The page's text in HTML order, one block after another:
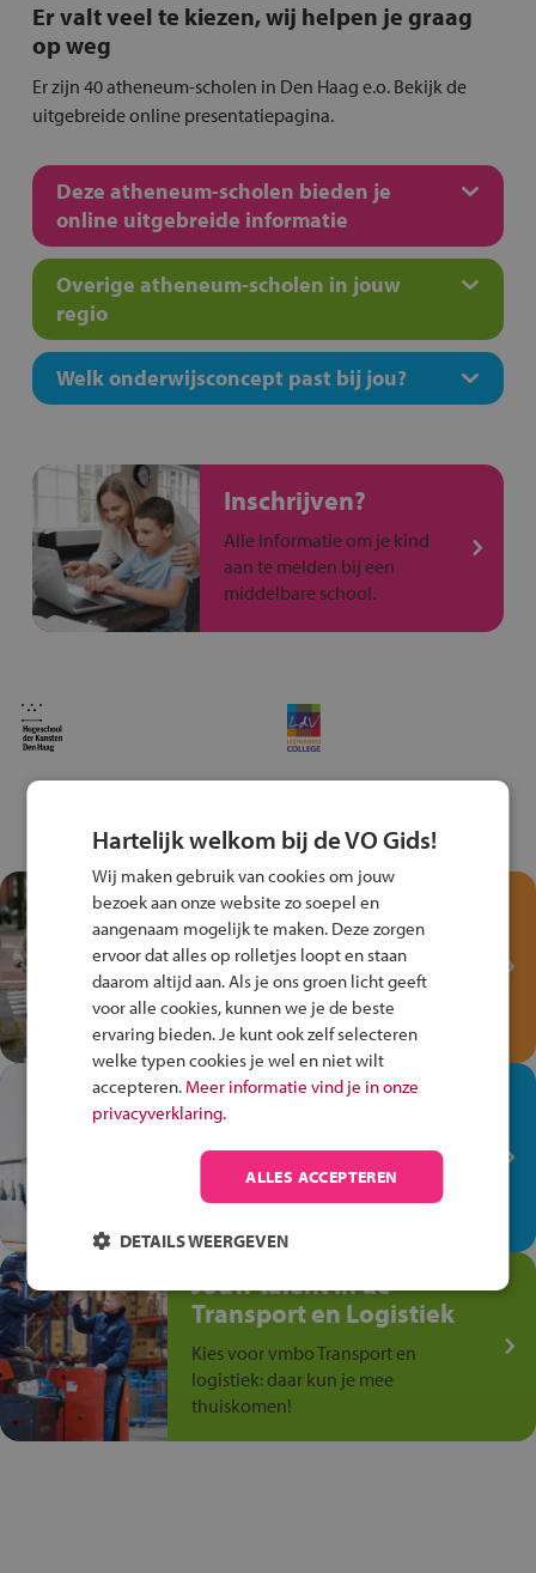
Er valt veel te kiezen, wij helpen je graag
op weg
Er zijn 40 atheneum-scholen in Den Haag e.o. Bekijk de
uitgebreide online presentatiepagina.
Deze atheneum-scholen bieden je
online uitgebreide informatie
Overige atheneum-scholen in jouw
regio
Welk onderwijsconcept past bij jou?
Inschrijven?
Alle informatie om je kind
aan te melden bij een
middelbare school.
Test je kennis met het
Fiets Veilig
Verkeersspel!
Speel het Fiets Veilig Verkeersspel
en win een Cortina-fiets!
In de winkel ben je op je
plek!
Ontdek via het vmbo jouw talent
op de winkelvloer, waar elke dag
Jouw talent in de
Transport en Logistiek
Kies voor vmbo Transport en
logistiek: daar kun je mee
thuiskomen!
Hartelijk welkom bij de VO Gids!
Wij maken gebruik van cookies om jouw
bezoek aan onze website zo soepel en
aangenaam mogelijk te maken. Deze zorgen
ervoor dat alles op rolletjes loopt en staan
daarom altijd aan. Als je ons groen licht geeft
voor alle cookies, kunnen we je de beste
ervaring bieden. Je kunt ook zelf selecteren
welke typen cookies je wel en niet wilt
accepteren. Meer informatie vind je in onze
privacyverklaring.
ALLES ACCEPTEREN
DETAILS WEERGEVEN